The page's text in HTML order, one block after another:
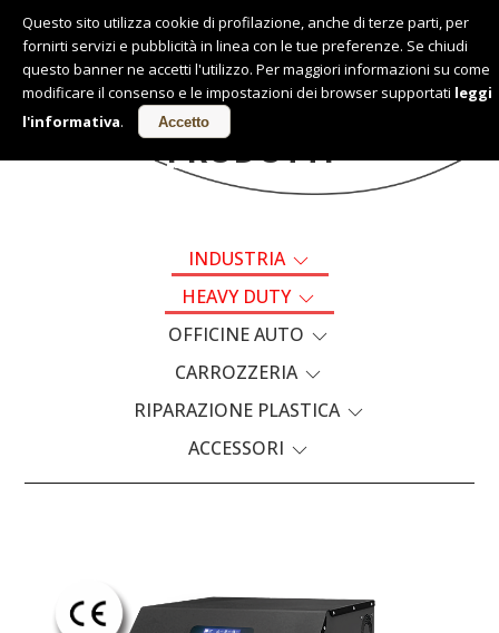
Italiano
PRODOTTI
INDUSTRIA
HEAVY DUTY
OFFICINE AUTO
CARROZZERIA
RIPARAZIONE PLASTICA
ACCESSORI
Questo sito utilizza cookie di profilazione, anche di terze parti, per
fornirti servizi e pubblicità in linea con le tue preferenze. Se chiudi
questo banner ne accetti l'utilizzo. Per maggiori informazioni su come
modificare il consenso e le impostazioni dei browser supportati leggi
l'informativa. Accetto